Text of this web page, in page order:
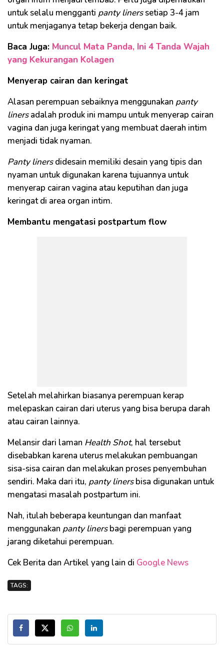
untuk selalu mengganti panty linerssetiap 3-4 jam
untuk menjaganya tetap bekerja dengan baik.
Baca Juga: Muncul Mata Panda, Ini 4 Tanda Wajah
yang Kekurangan Kolagen
Menyerap cairan dan keringat
Alasan perempuan sebaiknya menggunakan panty
linersadalah produk ini mampu untuk menyerap cairan
vagina dan juga keringat yang membuat daerah intim
menjadi tidak nyaman.
Panty linersdidesain memiliki desain yang tipis dan
nyaman untuk digunakan karena tujuannya untuk
menyerap cairan vagina atau keputihan dan juga
keringat di area organ intim.
Membantu mengatasi postpartum flow
Setelah melahirkan biasanya perempuan kerap
melepaskan cairan dari uterus yang bisa berupa darah
atau cairan lainnya.
Melansir dari laman Health Shot, hal tersebut
disebabkan karena uterus melakukan pembuangan
sisa-sisa cairan dan melakukan proses penyembuhan
sendiri. Maka dari itu, panty linersbisa digunakan untuk
mengatasi masalah postpartum ini.
Nah, itulah beberapa keuntungan dan manfaat
menggunakan panty linersbagi perempuan yang
jarang diketahui perempuan.
Cek Berita dan Artikel yang lain di Google News
TAGS: